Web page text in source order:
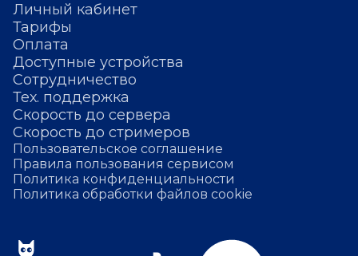
Личный кабинет
Тарифы
Оплата
Доступные устройства
Сотрудничество
Тех. поддержка
Скорость до сервера
Скорость до стримеров
Пользовательское соглашение
Правила пользования сервисом
Политика конфиденциальности
Политика обработки файлов cookie